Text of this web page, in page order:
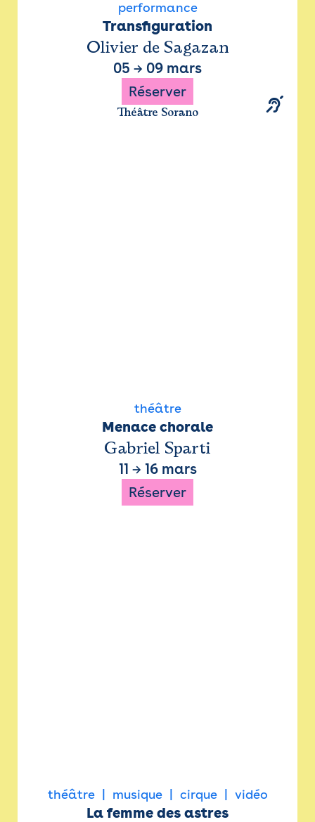
performance
Transfiguration
Olivier de Sagazan
05 → 09 mars
Réserver
Théâtre Sorano
théâtre
Menace chorale
Gabriel Sparti
11 → 16 mars
Réserver
théâtre musique cirque vidéo
La femme des astres